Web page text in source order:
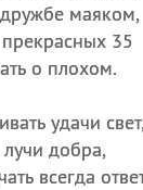
маяком,
35
о плохом.
удачи
добра,
всегда